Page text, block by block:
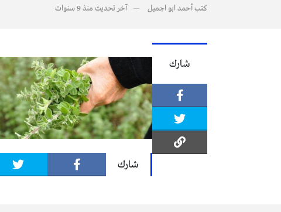
كتبأحمد ابو اجميل آخر تحديث منذ 9 سنوات
شارك
شارك